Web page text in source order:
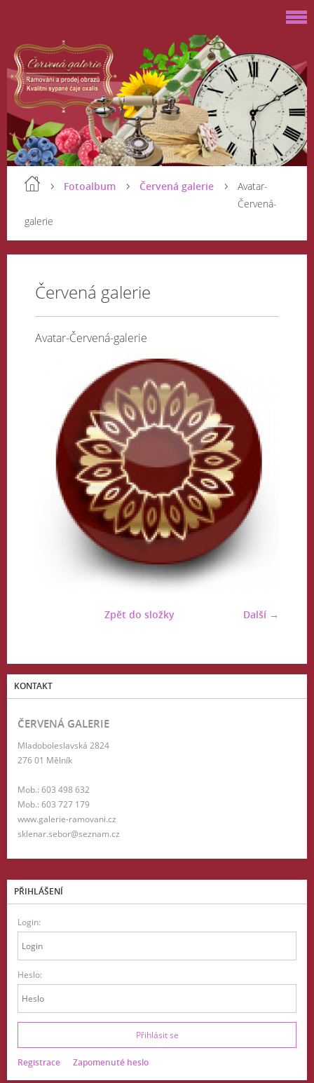
Fotoalbum Červená galerie
Avatar-
Červená-
galerie
Červená galerie
Avatar-Červená-galerie
Další →
Zpět do složky
KONTAKT
ČERVENÁ GALERIE
Mladoboleslavská 2824
276 01 Mělník
Mob.: 603 498 632
Mob.: 603 727 179
www.galerie-ramovani.cz
sklenar.sebor@seznam.cz
PŘIHLÁŠENÍ
Login:
Heslo:
Registrace Zapomenuté heslo